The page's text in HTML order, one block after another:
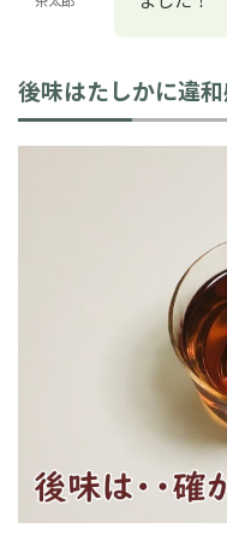
後味はたしかに違